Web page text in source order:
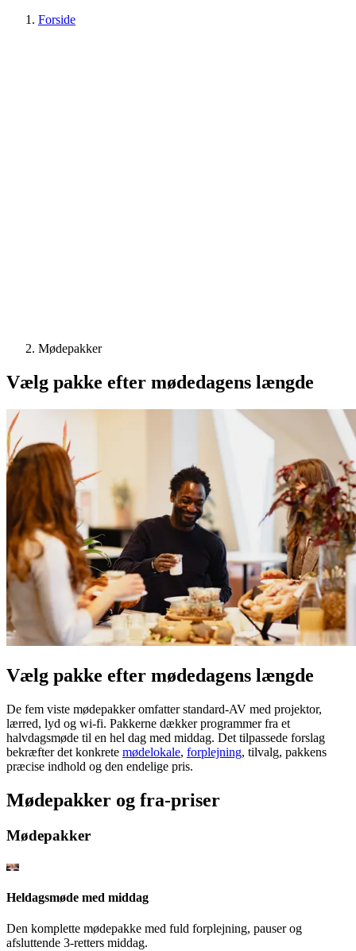
Forside
Mødepakker
Vælg pakke efter mødedagens længde
Vælg pakke efter mødedagens længde
De fem viste mødepakker omfatter standard-AV med projektor,
lærred, lyd og wi-fi. Pakkerne dækker programmer fra et
halvdagsmøde til en hel dag med middag. Det tilpassede forslag
bekræfter det konkrete mødelokale, forplejning, tilvalg, pakkens
præcise indhold og den endelige pris.
Mødepakker og fra-priser
Mødepakker
Heldagsmøde med middag
Den komplette mødepakke med fuld forplejning, pauser og
afsluttende 3-retters middag.